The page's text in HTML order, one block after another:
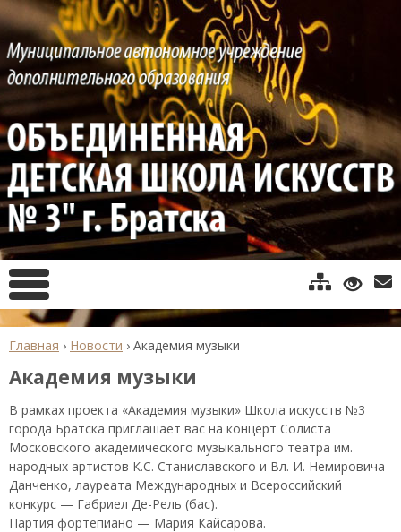
Главная › Новости › Академия музыки
Академия музыки
В рамках проекта «Академия музыки» Школа искусств №3
города Братска приглашает вас на концерт Солиста
Московского академического музыкального театра им.
народных артистов К.С. Станиславского и Вл. И. Немировича-
Данченко, лауреата Международных и Всероссийский
конкурс — Габриел Де-Рель (бас).
Партия фортепиано — Мария Кайсарова.